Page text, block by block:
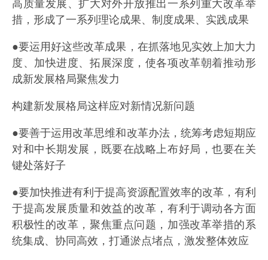
高质量发展、扩大对外开放推出一系列重大改革举
措，形成了一系列理论成果、制度成果、实践成果
●要运用好这些改革成果，在抓落地见实效上加大力
度、加快进度、拓展深度，使各项改革朝着推动形
成新发展格局聚焦发力
构建新发展格局这样应对新情况新问题
●要善于运用改革思维和改革办法，统筹考虑短期应
对和中长期发展，既要在战略上布好局，也要在关
键处落好子
●要加快推进有利于提高资源配置效率的改革，有利
于提高发展质量和效益的改革，有利于调动各方面
积极性的改革，聚焦重点问题，加强改革举措的系
统集成、协同高效，打通淤点堵点，激发整体效应